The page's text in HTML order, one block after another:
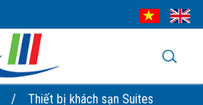
/ Thiết bị khách sạn Suites